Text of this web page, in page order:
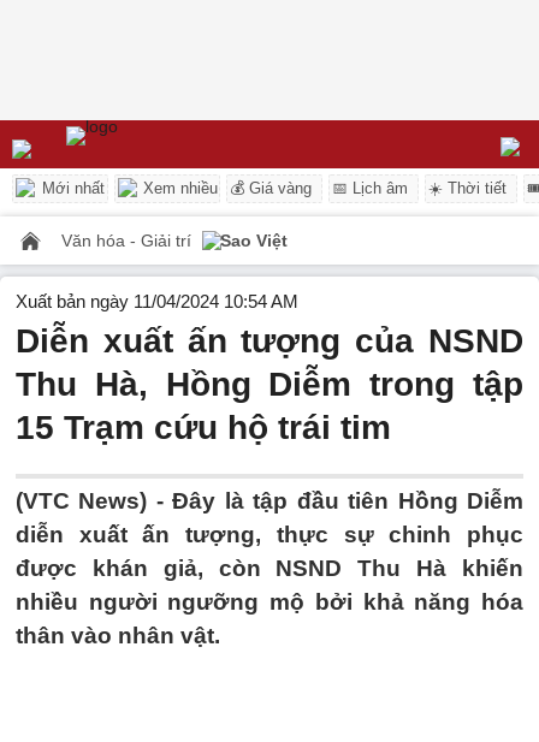
Mới nhất Xem nhiều 💰 Giá vàng 📅 Lịch âm ☀️ Thời tiết
Văn hóa - Giải trí Sao Việt
Xuất bản ngày 11/04/2024 10:54 AM
Diễn xuất ấn tượng của NSND
Thu Hà, Hồng Diễm trong tập
15 Trạm cứu hộ trái tim
(VTC News) -Đây là tập đầu tiên Hồng Diễm
diễn xuất ấn tượng, thực sự chinh phục
được khán giả, còn NSND Thu Hà khiến
nhiều người ngưỡng mộ bởi khả năng hóa
thân vào nhân vật.